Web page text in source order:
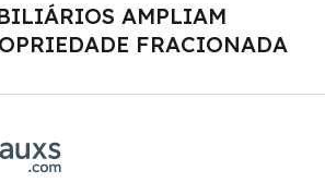
AMPLIAM
FRACIONADA